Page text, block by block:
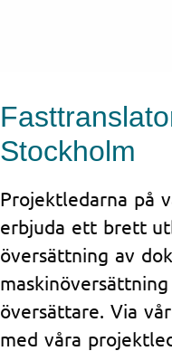
Stockholm
Projektledarna på
erbjuda ett brett
översättning av
översättare. Via
med våra